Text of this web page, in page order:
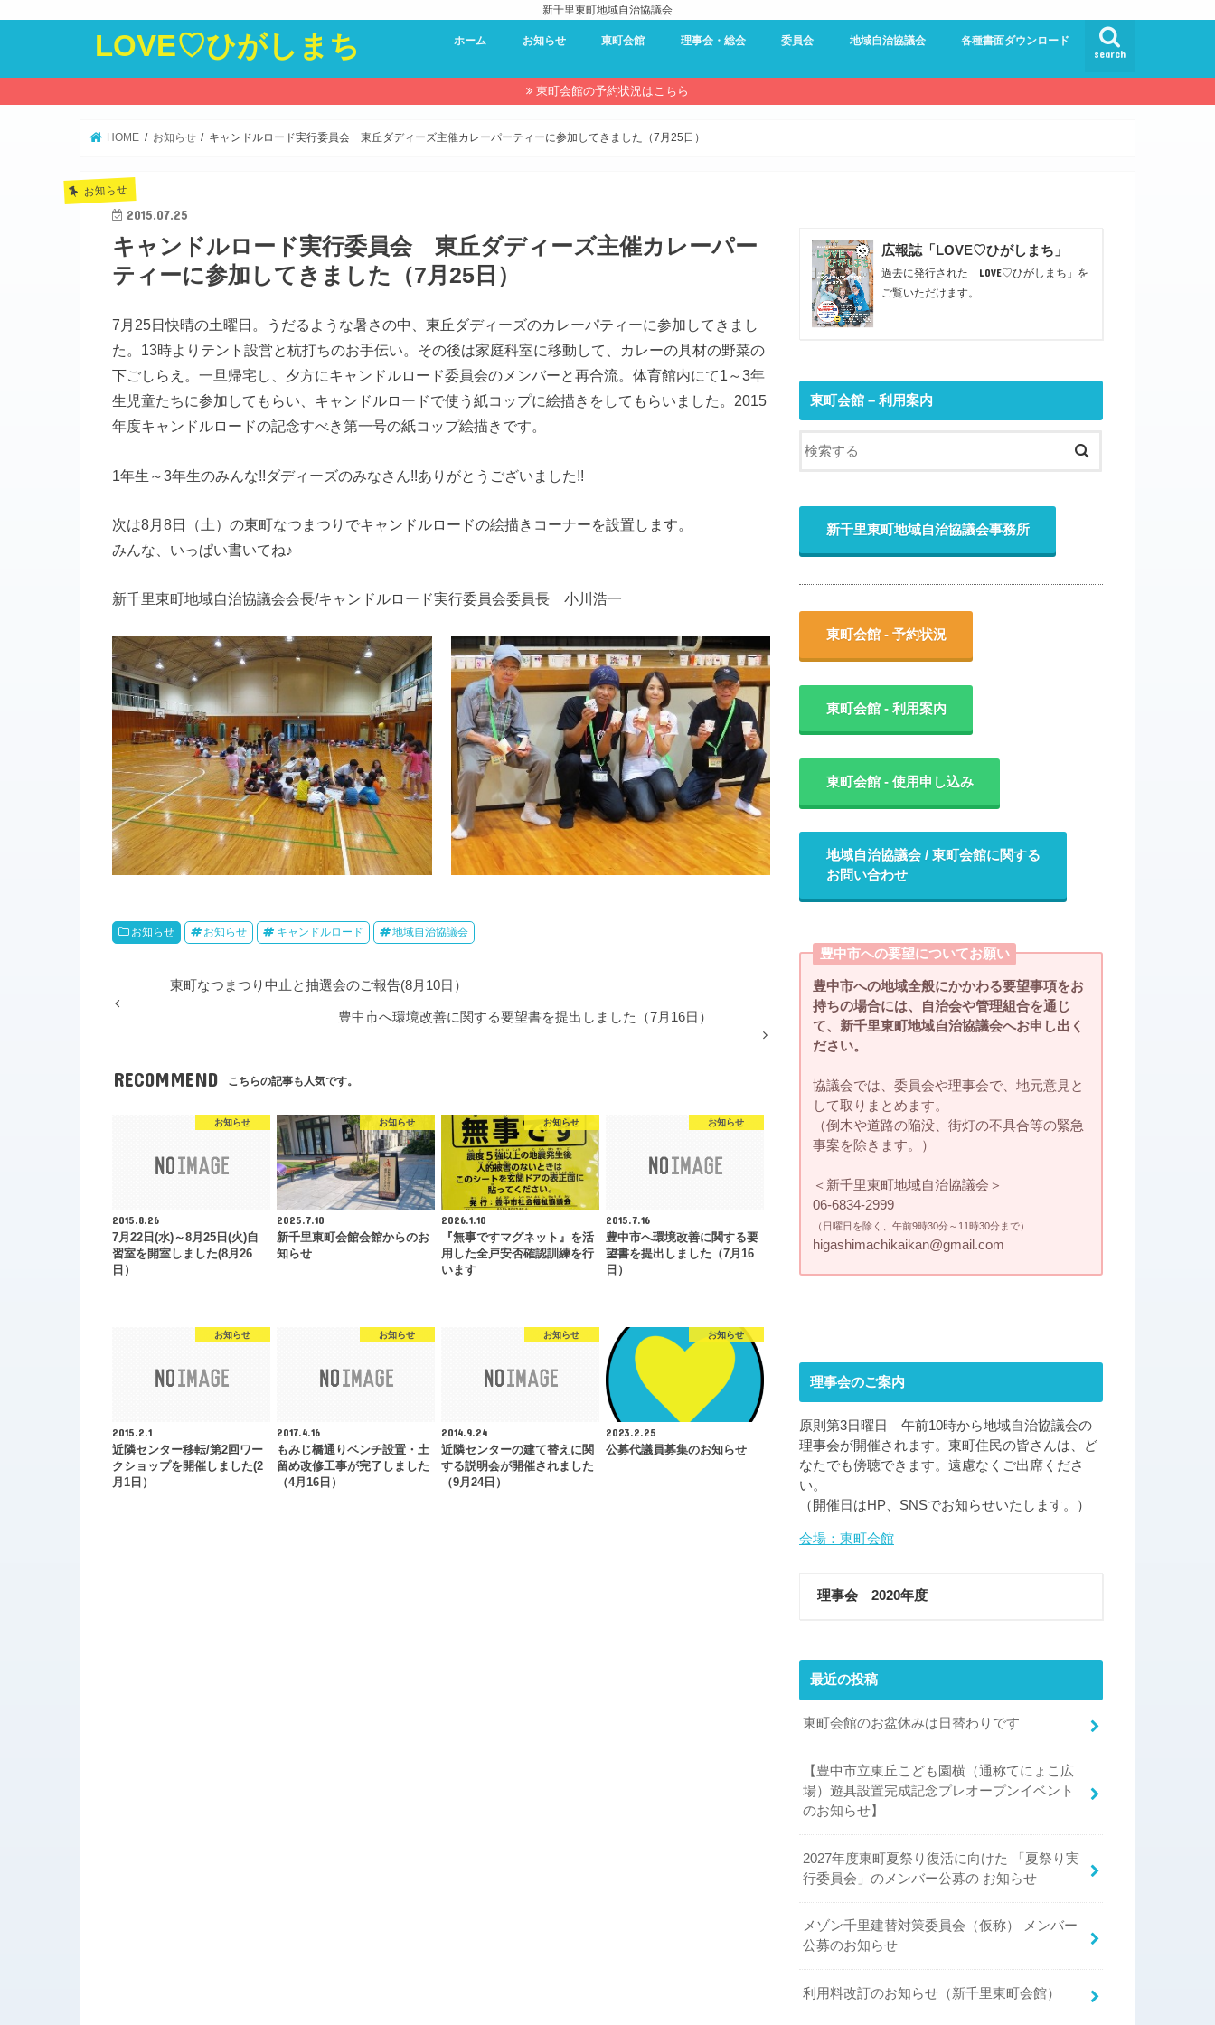
新千里東町地域自治協議会
LOVE♡ひがしまち search
ホーム お知らせ 東町会館
東町会館 – 利用案内
東町会館 – 予約状況
東町会館 – 使用申し込み
理事会・総会
理事会・総会
過去の理事会・総会資料
委員会
防災委員会
環境委員会
夏祭り
近隣センター委員会
キャンドルロード
東町会館
広報委員会
地域自治協議会 各種書面ダウンロード
東町会館の予約状況はこちら
HOME お知らせ キャンドルロード実行委員会 東丘ダディーズ主催カレーパーティーに参加してきました（7月25日）
お知らせ
2015.07.25
キャンドルロード実行委員会 東丘ダディーズ主催カレーパー
ティーに参加してきました（7月25日）
7月25日快晴の土曜日。うだるような暑さの中、東丘ダディーズのカレーパティーに参加してきまし
た。13時よりテント設営と杭打ちのお手伝い。その後は家庭科室に移動して、カレーの具材の野菜の
下ごしらえ。一旦帰宅し、夕方にキャンドルロード委員会のメンバーと再合流。体育館内にて1～3年
生児童たちに参加してもらい、キャンドルロードで使う紙コップに絵描きをしてもらいました。2015
年度キャンドルロードの記念すべき第一号の紙コップ絵描きです。
1年生～3年生のみんな!!ダディーズのみなさん!!ありがとうございました!!
次は8月8日（土）の東町なつまつりでキャンドルロードの絵描きコーナーを設置します。
みんな、いっぱい書いてね♪
新千里東町地域自治協議会会長/キャンドルロード実行委員会委員長 小川浩一
お知らせ お知らせ キャンドルロード 地域自治協議会
東町なつまつり中止と抽選会のご報告(8月10日）
豊中市へ環境改善に関する要望書を提出しました（7月16日）
RECOMMEND こちらの記事も人気です。
お知らせ
2015.8.26
7月22日(水)～8月25日(火)自
習室を開室しました(8月26
日）
お知らせ
2025.7.10
新千里東町会館会館からのお
知らせ
お知らせ
2026.1.10
『無事ですマグネット』を活
用した全戸安否確認訓練を行
います
お知らせ
2015.7.16
豊中市へ環境改善に関する要
望書を提出しました（7月16
日）
お知らせ
2015.2.1
近隣センター移転/第2回ワー
クショップを開催しました(2
月1日）
お知らせ
2017.4.16
もみじ橋通りベンチ設置・土
留め改修工事が完了しました
（4月16日）
お知らせ
2014.9.24
近隣センターの建て替えに関
する説明会が開催されました
（9月24日）
お知らせ
2023.2.25
公募代議員募集のお知らせ
広報誌「LOVE♡ひがしまち」
過去に発行された「LOVE♡ひがしまち」を
ご覧いただけます。
東町会館 – 利用案内
新千里東町地域自治協議会事務所
東町会館 - 予約状況
東町会館 - 利用案内
東町会館 - 使用申し込み
地域自治協議会 / 東町会館に関する
お問い合わせ
豊中市への要望についてお願い
豊中市への地域全般にかかわる要望事項をお
持ちの場合には、自治会や管理組合を通じ
て、新千里東町地域自治協議会へお申し出く
ださい。
協議会では、委員会や理事会で、地元意見と
して取りまとめます。
（倒木や道路の陥没、街灯の不具合等の緊急
事案を除きます。）
＜新千里東町地域自治協議会＞
06-6834-2999
（日曜日を除く、午前9時30分～11時30分まで）
higashimachikaikan@gmail.com
理事会のご案内
原則第3日曜日 午前10時から地域自治協議会の
理事会が開催されます。東町住民の皆さんは、ど
なたでも傍聴できます。遠慮なくご出席くださ
い。
（開催日はHP、SNSでお知らせいたします。）
会場：東町会館
理事会 2020年度
最近の投稿
東町会館のお盆休みは日替わりです
【豊中市立東丘こども園横（通称てにょこ広
場）遊具設置完成記念プレオープンイベント
のお知らせ】
2027年度東町夏祭り復活に向けた 「夏祭り実
行委員会」のメンバー公募の お知らせ
メゾン千里建替対策委員会（仮称） メンバー
公募のお知らせ
利用料改訂のお知らせ（新千里東町会館）